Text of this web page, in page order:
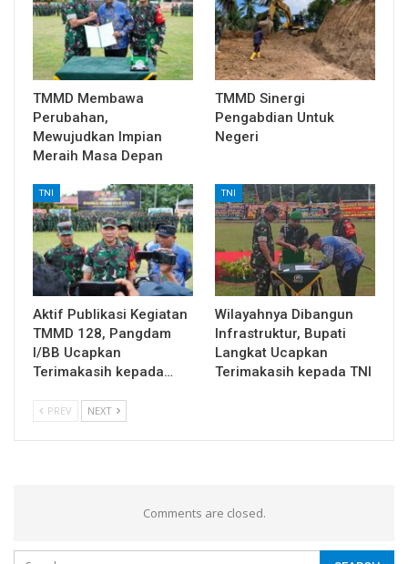
TMMD Membawa
Perubahan,
Mewujudkan Impian
Meraih Masa Depan
TMMD Sinergi
Pengabdian Untuk
Negeri
TNI
Aktif Publikasi Kegiatan
TMMD 128, Pangdam
I/BB Ucapkan
Terimakasih kepada…
TNI
Wilayahnya Dibangun
Infrastruktur, Bupati
Langkat Ucapkan
Terimakasih kepada TNI
PREV NEXT
Comments are closed.